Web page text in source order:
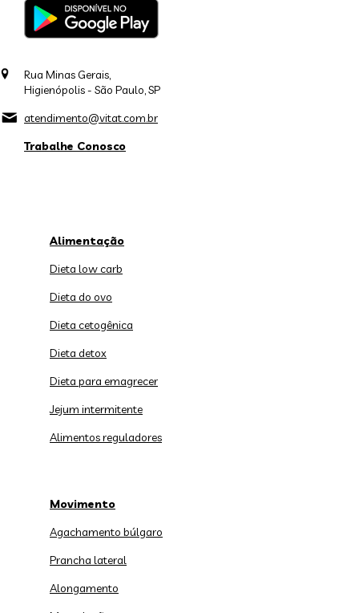
Rua Minas Gerais,
Higienópolis - São Paulo, SP
atendimento@vitat.com.br
Trabalhe Conosco
Alimentação
Dieta low carb
Dieta do ovo
Dieta cetogênica
Dieta detox
Dieta para emagrecer
Jejum intermitente
Alimentos reguladores
Movimento
Agachamento búlgaro
Prancha lateral
Alongamento